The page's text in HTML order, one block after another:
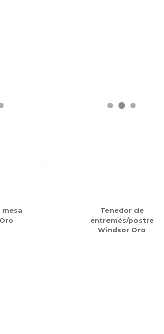
mesa
Tenedor de
entremés/postre
Windsor Oro